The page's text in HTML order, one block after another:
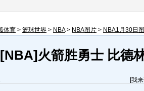
体育 > 篮球世界 > NBA> NBA图片 > NBA1月30日图
火箭胜勇士 比德
[我